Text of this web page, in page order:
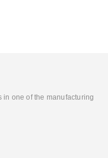
one of the manufacturing